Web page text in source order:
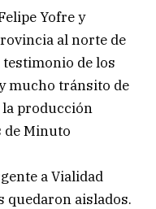
Yofre y
al norte de
de los
mucho tránsito de
producción
de Minuto
a Vialidad
quedaron aislados.